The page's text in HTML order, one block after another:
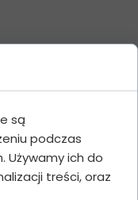
130 zł
130 zł
są
podczas
Używamy ich do
treści, oraz